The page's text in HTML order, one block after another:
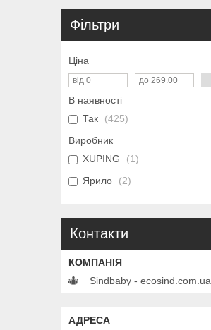
Фільтри
Ціна
В наявності
Так
425
Виробник
XUPING
1
Ярило
2
Контакти
Sindbaby - ecosind.com.ua